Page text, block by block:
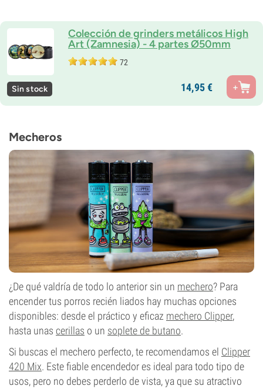
Colección de grinders metálicos High
Art (Zamnesia) - 4 partes Ø50mm
72
Sin stock 14,95€
Mecheros
¿De qué valdría de todo lo anterior sin un mechero? Para
encender tus porros recién liados hay muchas opciones
disponibles: desde el práctico y eficaz mechero Clipper,
hasta unas cerillas o un soplete de butano.
Si buscas el mechero perfecto, te recomendamos el Clipper
420 Mix. Este fiable encendedor es ideal para todo tipo de
usos, pero no debes perderlo de vista, ya que su atractivo